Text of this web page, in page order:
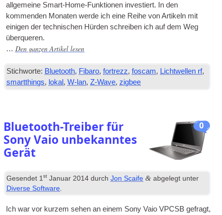
allgemeine Smart-Home-Funktionen investiert. In den
kommenden Monaten werde ich eine Reihe von Artikeln mit
einigen der technischen Hürden schreiben ich auf dem Weg
überqueren.
… Den ganzen Artikel lesen
Stichworte: Bluetooth, Fibaro,fortrezz,foscam, Lichtwellen rf,
smartthings, lokal,W-lan,Z-Wave,zigbee
0
Bluetooth-Treiber für
Sony Vaio unbekanntes
Gerät
Gesendet 1st Januar 2014 durchJon Scaife & abgelegt unter
Diverse Software
Ich war vor kurzem sehen an einem Sony Vaio VPCSB gefragt,